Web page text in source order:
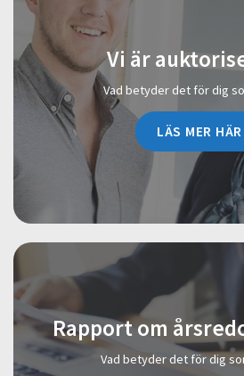
Vi är
Vad betyder det för dig
LÄS MER HÄR
Rapport om
Vad betyder det för dig